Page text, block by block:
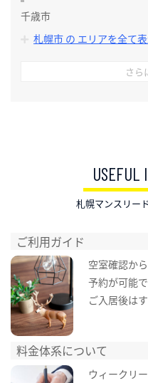
千歳市
札幌市 の エリアを全て
さら
USEFUL
札幌マンスリー
ご利用ガイド
空室確認か
予約が可能
ご入居後は
料金体系について
ウィークリ